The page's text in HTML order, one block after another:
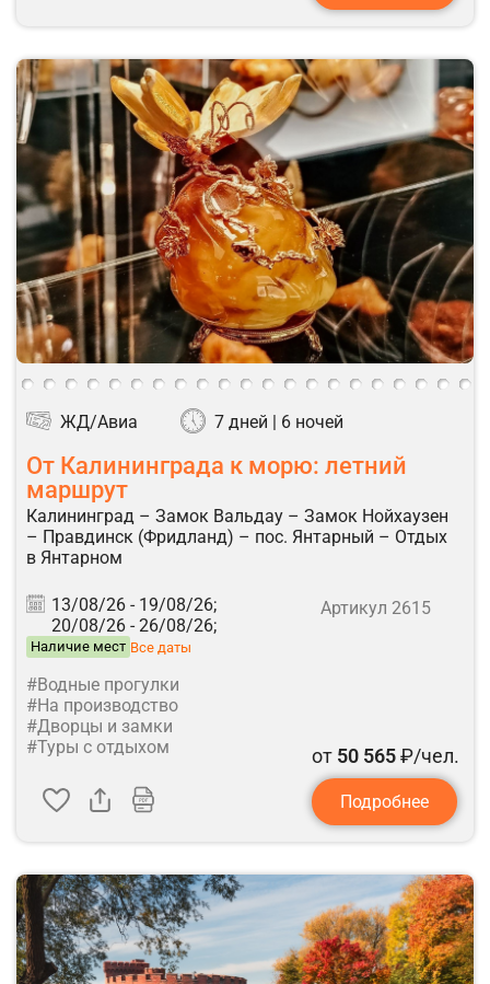
ЖД/Авиа 7 дней | 6 ночей
От Калининграда к морю: летний
маршрут
Калининград – Замок Вальдау – Замок Нойхаузен
– Правдинск (Фридланд) – пос. Янтарный – Отдых
в Янтарном
13/08/26 - 19/08/26;
20/08/26 - 26/08/26;
Наличие мест Все даты
Артикул 2615
#Водные прогулки
#На производство
#Дворцы и замки
#Туры с отдыхом
от 50 565₽/чел.
Подробнее